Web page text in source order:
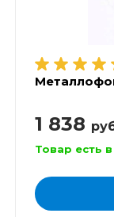
1 838
Товар есть